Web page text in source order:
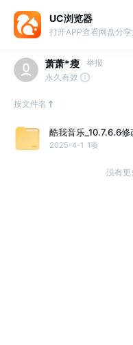
UC浏览器
打开APP查看网盘分
萧萧*瘦
举报
永久有效
按文件名
酷我音乐_10.7.6.6
2025-4-1 1项
没有更